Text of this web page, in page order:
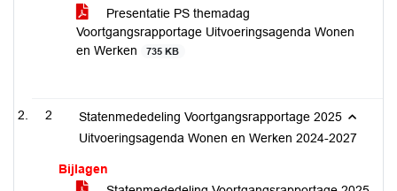
Presentatie PS themadag
Voortgangsrapportage Uitvoeringsagenda Wonen
en Werken
735 KB
2
Statenmededeling Voortgangsrapportage 2025
Uitvoeringsagenda Wonen en Werken 2024-2027
Bijlagen